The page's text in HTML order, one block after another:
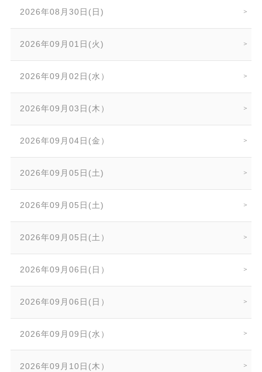
2026年08月30日(日)
2026年09月01日(火)
2026年09月02日(水）
2026年09月03日(木）
2026年09月04日(金）
2026年09月05日(土)
2026年09月05日(土)
2026年09月05日(土）
2026年09月06日(日）
2026年09月06日(日）
2026年09月09日(水）
2026年09月10日(木）